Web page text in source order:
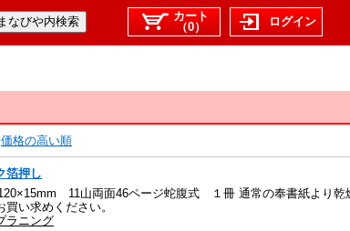
カート
（0）
ログイン
価格の高い順
箔押し
11山両面46ページ蛇腹式 １冊 通常の奉書紙より乾
い求めください。
ラニング